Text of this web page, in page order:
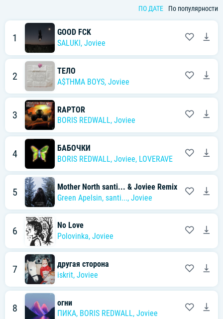
ПО ДАТЕ По популярности
1
GOOD FCK
SALUKI , Joviee
2
ТЕЛО
A$THMA BOYS, Joviee
3
RAPTOR
BORIS REDWALL, Joviee
4
БАБОЧКИ
BORIS REDWALL, Joviee, LOVERAVE
5
Mother North santi... & Joviee Remix
Green Apelsin, santi..., Joviee
6
No Love
Polovinka, Joviee
7
другая сторона
iskrit, Joviee
8
огни
ПИКА, BORIS REDWALL, Joviee